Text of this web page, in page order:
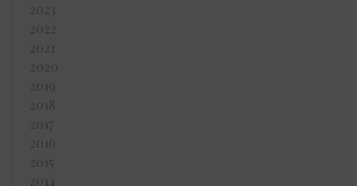
2023
2022
2021
2020
2019
2018
2017
2016
2015
2014